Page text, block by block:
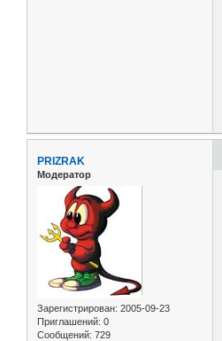
PRIZRAK
Модератор
Зарегистрирован: 2005-09-23
Приглашений: 0
Сообщений: 729